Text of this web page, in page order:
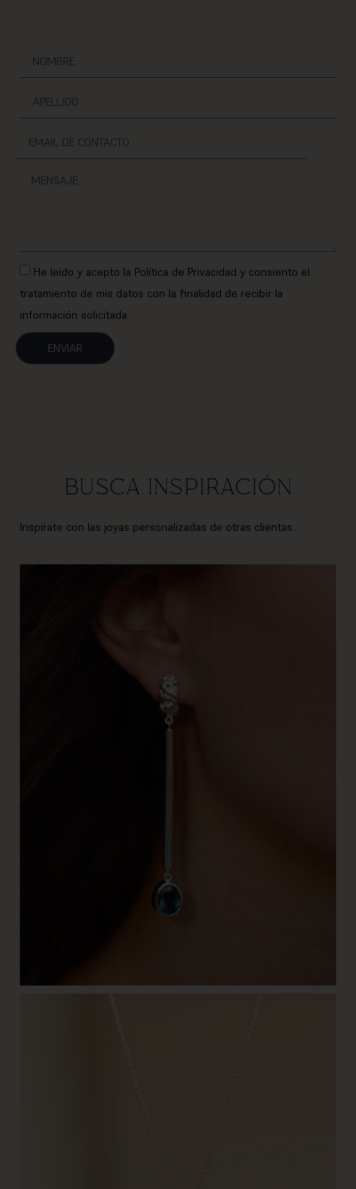
He leído y acepto la Política de Privacidad y consiento el
tratamiento de mis datos con la finalidad de recibir la
información solicitada.
ENVIAR
Busca inspiración
Inspírate con las joyas personalizadas de otras clientas.